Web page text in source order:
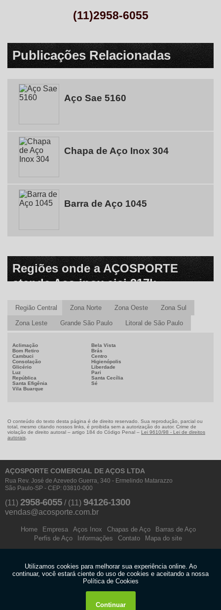
(11)2958-6055
Publicações Relacionadas
Aço Sae 5160
Chapa de Aço Inox 304
Barra de Aço 1045
Regiões onde a AÇOSPORTE
atende Aço inox aisi 317l:
Região Central Zona Norte Zona Oeste Zona Sul
Zona Leste Grande São Paulo Litoral de São Paulo
Aclimação
Bela Vista
Bom Retiro
Brás
Cambuci
Centro
Consolação
Higienópolis
Glicério
Liberdade
Luz
Pari
República
Santa Cecília
Santa Efigênia
Sé
Vila Buarque
O conteúdo do texto desta página é de direito reservado. Sua reprodução, parcial ou
total, mesmo citando nossos links, é proibida sem a autorização do autor. Crime de
violação de direito autoral – artigo 184 do Código Penal – Lei 9610/98 - Lei de direitos
autorais
AÇOSPORTE COMERCIAL DE AÇOS LTDA
Rua Rev. José de Azevedo Guerra, 340 - Ermelindo Matarazzo
São Paulo-SP - CEP: 03810-000
(11) 2958-6055 / (11) 94126-1300
vendas@acosporte.com.br
Home Empresa Aços Inox Chapas de Aço
Barras de Aço
Perfis de Aço
Informações Contato Mapa do site
Copyright © AÇOSPORTE. (Lei 9610 de 19/02/1998)